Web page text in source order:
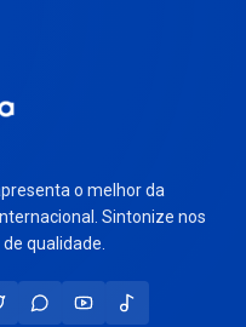
o melhor da
Sintonize nos
qualidade.